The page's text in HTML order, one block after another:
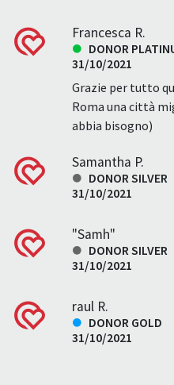
Francesca R.
DONOR
31/10/2021
Grazie per tutto
Roma una città
abbia bisogno)
Samantha P.
DONOR SILVER
31/10/2021
"Samh"
DONOR SILVER
31/10/2021
raul R.
DONOR GOLD
31/10/2021